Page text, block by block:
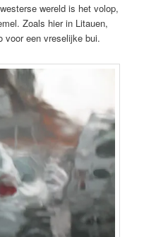
wereld is het volop,
Zoals hier in Litauen,
voor een vreselijke bui.